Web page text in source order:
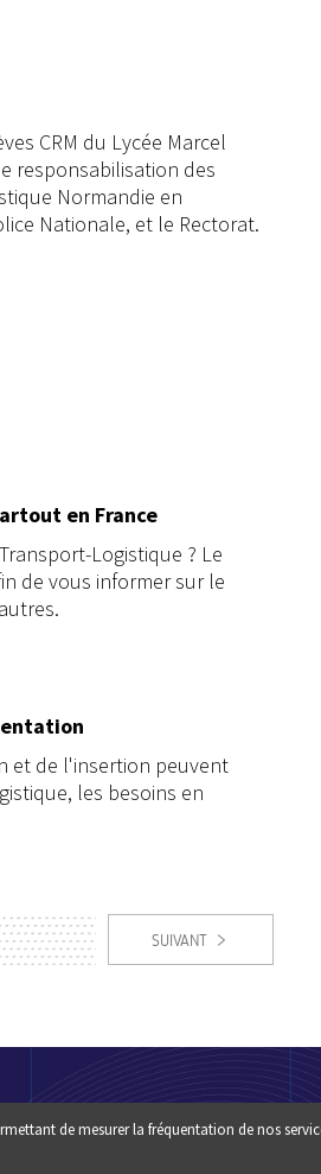
CRM du Lycée Marcel
responsabilisation des
Normandie en
Nationale, et le Rectorat.
en France
Logistique ? Le
de vous informer sur le
et de l'insertion peuvent
les besoins en
SUIVANT
Footer
QUI SOMMES-NOUS
de mesurer la fréquentation de nos